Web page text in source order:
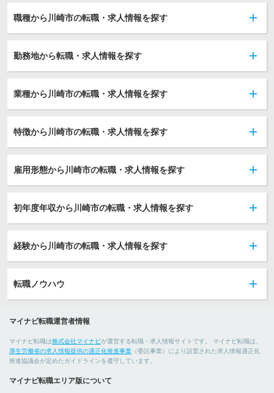
職種から川崎市の転職・求人情報を探す
勤務地から転職・求人情報を探す
業種から川崎市の転職・求人情報を探す
特徴から川崎市の転職・求人情報を探す
雇用形態から川崎市の転職・求人情報を探す
初年度年収から川崎市の転職・求人情報を探す
経験から川崎市の転職・求人情報を探す
転職ノウハウ
マイナビ転職運営者情報
マイナビ転職は株式会社マイナビが運営する転職・求人情報サイトです。 マイナビ転職は、
厚生労働省の求人情報提供の適正化推進事業 （委託事業）により設置された求人情報適正化
推進協議会が定めたガイドラインを遵守しています。
マイナビ転職エリア版について